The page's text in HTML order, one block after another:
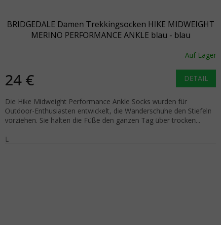
BRIDGEDALE Damen Trekkingsocken HIKE MIDWEIGHT
MERINO PERFORMANCE ANKLE blau - blau
Auf Lager
24 € DETAIL
Die Hike Midweight Performance Ankle Socks wurden für
Outdoor-Enthusiasten entwickelt, die Wanderschuhe den Stiefeln
vorziehen. Sie halten die Füße den ganzen Tag über trocken...
L